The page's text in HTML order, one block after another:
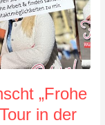
„Frohe
in der